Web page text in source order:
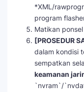
*XML/
program
Matikan
[PROSEDUR
dalam kondisi
sempatkan
keamanan
`nvram`/